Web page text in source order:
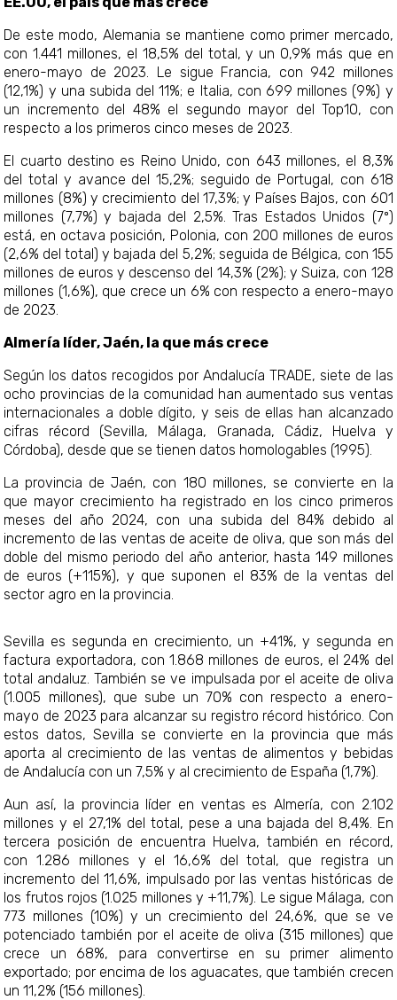
De este modo, Alemania se mantiene como primer mercado,
con 1.441 millones, el 18,5% del total, y un 0,9% más que en
enero-mayo de 2023. Le sigue Francia, con 942 millones
(12,1%) y una subida del 11%; e Italia, con 699 millones (9%) y
un incremento del 48% el segundo mayor del Top10, con
respecto a los primeros cinco meses de 2023.
El cuarto destino es Reino Unido, con 643 millones, el 8,3%
del total y avance del 15,2%; seguido de Portugal, con 618
millones (8%) y crecimiento del 17,3%; y Países Bajos, con 601
millones (7,7%) y bajada del 2,5%. Tras Estados Unidos (7º)
está, en octava posición, Polonia, con 200 millones de euros
(2,6% del total) y bajada del 5,2%; seguida de Bélgica, con 155
millones de euros y descenso del 14,3% (2%); y Suiza, con 128
millones (1,6%), que crece un 6% con respecto a enero-mayo
de 2023.
Almería líder, Jaén, la que más crece
Según los datos recogidos por Andalucía TRADE, siete de las
ocho provincias de la comunidad han aumentado sus ventas
internacionales a doble dígito, y seis de ellas han alcanzado
cifras récord (Sevilla, Málaga, Granada, Cádiz, Huelva y
Córdoba), desde que se tienen datos homologables (1995).
La provincia de Jaén, con 180 millones, se convierte en la
que mayor crecimiento ha registrado en los cinco primeros
meses del año 2024, con una subida del 84% debido al
incremento de las ventas de aceite de oliva, que son más del
doble del mismo periodo del año anterior, hasta 149 millones
de euros (+115%), y que suponen el 83% de la ventas del
sector agro en la provincia.
Sevilla es segunda en crecimiento, un +41%, y segunda en
factura exportadora, con 1.868 millones de euros, el 24% del
total andaluz. También se ve impulsada por el aceite de oliva
(1.005 millones), que sube un 70% con respecto a enero-
mayo de 2023 para alcanzar su registro récord histórico. Con
estos datos, Sevilla se convierte en la provincia que más
aporta al crecimiento de las ventas de alimentos y bebidas
de Andalucía con un 7,5% y al crecimiento de España (1,7%).
Aun así, la provincia líder en ventas es Almería, con 2.102
millones y el 27,1% del total, pese a una bajada del 8,4%. En
tercera posición de encuentra Huelva, también en récord,
con 1.286 millones y el 16,6% del total, que registra un
incremento del 11,6%, impulsado por las ventas históricas de
los frutos rojos (1.025 millones y +11,7%). Le sigue Málaga, con
773 millones (10%) y un crecimiento del 24,6%, que se ve
potenciado también por el aceite de oliva (315 millones) que
crece un 68%, para convertirse en su primer alimento
exportado; por encima de los aguacates, que también crecen
un 11,2% (156 millones).